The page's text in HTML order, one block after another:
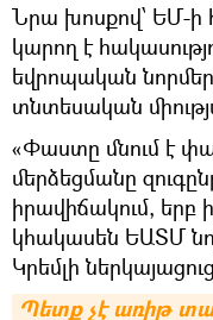
Նրա խոսքով՝ ԵՄ-ի
կարող է
եվրոպական
տնտեսական
«Փաստը մնում է
մերձեցմանը
իրավիճակում, երբ
կհակասեն ԵԱՏՄ
Կրեմլի
Պետք չէ առիթ